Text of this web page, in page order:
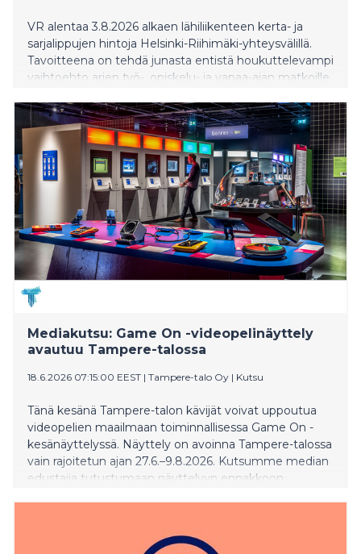
VR alentaa 3.8.2026 alkaen lähiliikenteen kerta- ja
sarjalippujen hintoja Helsinki-Riihimäki-yhteysvälillä.
Tavoitteena on tehdä junasta entistä houkuttelevampi
vaihtoehto arjen työ-, opiskelu- ja vapaa-ajan matkoille.
euroon, eli lähes 13 prosenttia. Uudet hinnat tulevat
voimaan kaikissa VR:n myyntikanavissa 3.8. ”Helsingin
ja Riihimäen välinen rataosuus on yksi Suomen
vilkkaimmista. Alennamme lippujen hintoja, jotta juna
olisi tällä välillä entistä houkuttelevampi ja
kilpailukykyisempi vaihtoehto muihin kulkumuotoihin
verrattuna”, sanoo VR:n lähiliikennejohtaja Anu Punola.
Hinnat laskevat sekä kertalipuissa että sarjalipuissa.
Alennetut hinnat ovat saatavilla VR Matkalla -
sovelluksessa, VR:n verkkokaupassa sekä muissa
myyntikanavissa.
Mediakutsu: Game On -videopelinäyttely
avautuu Tampere-talossa
18.6.2026 07:15:00 EEST | Tampere-talo Oy | Kutsu
Tänä kesänä Tampere-talon kävijät voivat uppoutua
videopelien maailmaan toiminnallisessa Game On -
kesänäyttelyssä. Näyttely on avoinna Tampere-talossa
vain rajoitetun ajan 27.6.–9.8.2026. Kutsumme median
edustajia tutustumaan näyttelyyn ennakkoon